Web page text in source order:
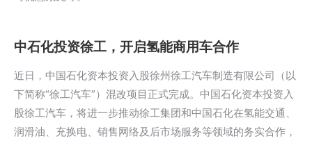
中石化投资徐工，开启氢能商用车合作
近日，中国石化资本投资入股徐州徐工汽车制造有限公司（以
下简称“徐工汽车”）混改项目正式完成。中国石化资本投资入
股徐工汽车，将进一步推动徐工集团和中国石化在氢能交通、
润滑油、充换电、销售网络及后市场服务等领域的务实合作，